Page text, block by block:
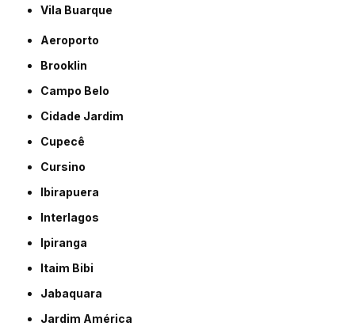
Vila Buarque
Aeroporto
Brooklin
Campo Belo
Cidade Jardim
Cupecê
Cursino
Ibirapuera
Interlagos
Ipiranga
Itaim Bibi
Jabaquara
Jardim América